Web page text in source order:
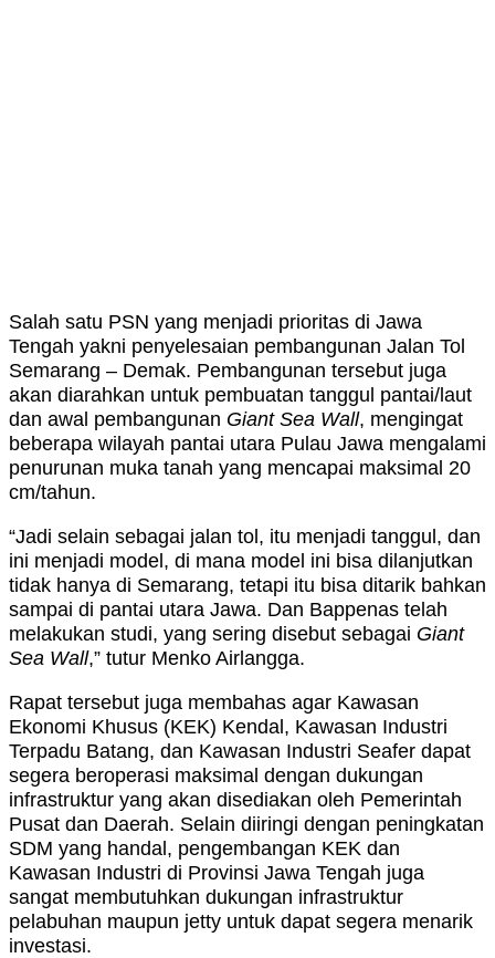
Salah satu PSN yang menjadi prioritas di Jawa
Tengah yakni penyelesaian pembangunan Jalan Tol
Semarang – Demak. Pembangunan tersebut juga
akan diarahkan untuk pembuatan tanggul pantai/laut
dan awal pembangunan Giant Sea Wall, mengingat
beberapa wilayah pantai utara Pulau Jawa mengalami
penurunan muka tanah yang mencapai maksimal­ 20
cm/tahun.
“Jadi selain sebagai jalan tol, itu menjadi tanggul, dan
ini menjadi model, di mana model ini bisa dilanjutkan
tidak hanya di Semarang, tetapi itu bisa ditarik bahkan
sampai di pantai utara Jawa. Dan Bappenas telah
melakukan studi, yang sering disebut sebagai Giant
Sea Wall,” tutur Menko Airlangga.
Rapat tersebut juga membahas agar Kawasan
Ekonomi Khusus (KEK) Kendal, Kawasan Industri
Terpadu Batang, dan Kawasan Industri Seafer dapat
segera beroperasi maksimal dengan dukungan
infrastruktur yang akan disediakan oleh Pemerintah
Pusat dan Daerah. Selain diiringi dengan peningkatan
SDM yang handal, pengembangan KEK dan
Kawasan Industri di Provinsi Jawa Tengah juga
sangat membutuhkan dukungan infrastruktur
pelabuhan maupun jetty untuk dapat segera menarik
investasi.